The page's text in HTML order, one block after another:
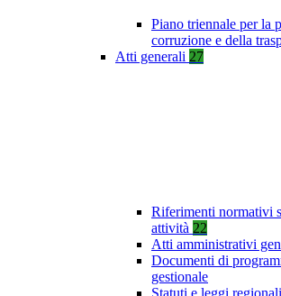
Piano triennale per la
corruzione e della
Atti generali 27
Riferimenti normativi
attività 22
Atti amministrativi
Documenti di
gestionale